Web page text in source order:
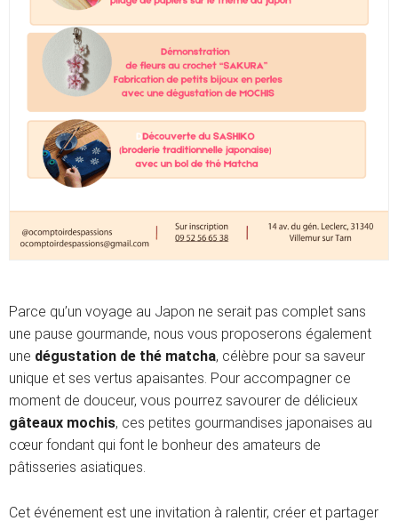
Parce qu’un voyage au Japon ne serait pas complet sans
une pause gourmande, nous vous proposerons également
une dégustation de thé matcha, célèbre pour sa saveur
unique et ses vertus apaisantes. Pour accompagner ce
moment de douceur, vous pourrez savourer de délicieux
gâteaux mochis, ces petites gourmandises japonaises au
cœur fondant qui font le bonheur des amateurs de
pâtisseries asiatiques.
Cet événement est une invitation à ralentir, créer et partager